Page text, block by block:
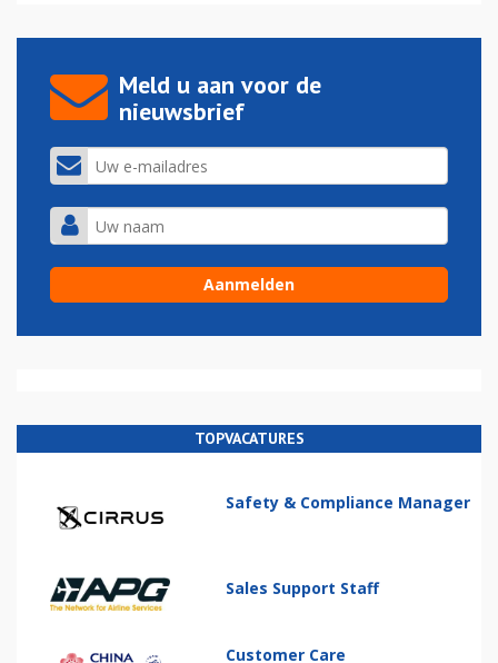
Meld u aan voor de
nieuwsbrief
TOPVACATURES
Safety & Compliance Manager
Sales Support Staff
Customer Care